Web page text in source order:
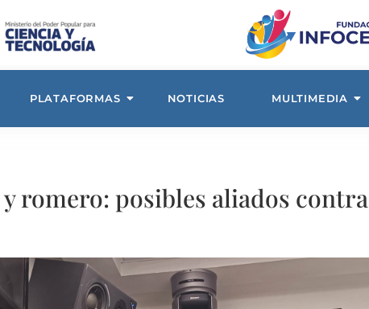
PLATAFORMAS NOTICIAS MULTIMEDIA
romero: posibles aliados contra